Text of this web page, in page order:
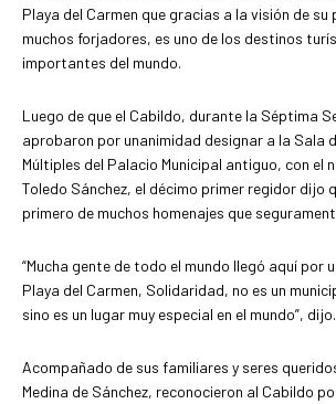
Playa del Carmen que gracias a la visión de su
muchos forjadores, es uno de los destinos
importantes del mundo.
Luego de que el Cabildo, durante la Séptima
aprobaron por unanimidad designar a la Sala
Múltiples del Palacio Municipal antiguo, con el
Toledo Sánchez, el décimo primer regidor dijo
primero de muchos homenajes que
“Mucha gente de todo el mundo llegó aquí por
Playa del Carmen, Solidaridad, no es un
sino es un lugar muy especial en el mundo”, dijo.
Acompañado de sus familiares y seres
Medina de Sánchez, reconocieron al Cabildo